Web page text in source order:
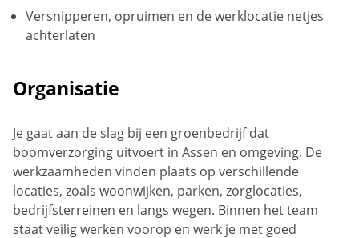
Versnipperen, opruimen en de werklocatie netjes
achterlaten
Organisatie
Je gaat aan de slag bij een groenbedrijf dat
boomverzorging uitvoert in Assen en omgeving. De
werkzaamheden vinden plaats op verschillende
locaties, zoals woonwijken, parken, zorglocaties,
bedrijfsterreinen en langs wegen. Binnen het team
staat veilig werken voorop en werk je met goed